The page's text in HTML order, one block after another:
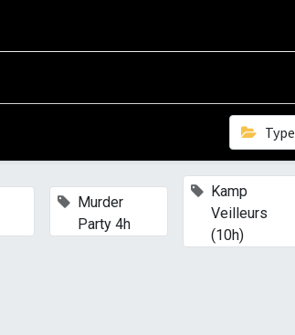
Type
Murder
Party 4h
Kamp
Veilleurs
(10h)